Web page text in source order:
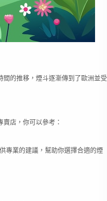
的推移，煙斗逐漸傳到了歐洲並受
店，你可以參考：
專業的建議，幫助你選擇合適的煙